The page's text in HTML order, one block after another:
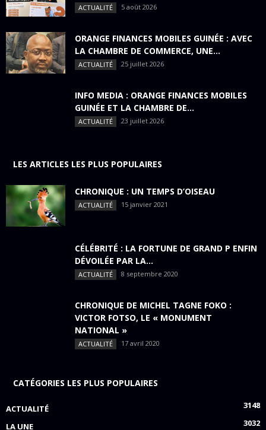
ACTUALITÉ 5 août 2026
ORANGE FINANCES MOBILES GUINÉE : AVEC
LA CHAMBRE DE COMMERCE, UNE...
ACTUALITÉ 25 juillet 2026
INFO MEDIA : ORANGE FINANCES MOBILES
GUINÉE ET LA CHAMBRE DE...
ACTUALITÉ 23 juillet 2026
LES ARTICLES LES PLUS POPULAIRES
CHRONIQUE : UN TEMPS D’OISEAU
ACTUALITÉ 15 janvier 2021
CÉLÉBRITÉ : LA FORTUNE DE GRAND P ENFIN
DÉVOILÉE PAR LA...
ACTUALITÉ 8 septembre 2020
CHRONIQUE DE MICHEL TAGNE FOKO :
VICTOR FOTSO, LE « MONUMENT
NATIONAL »
ACTUALITÉ 17 avril 2020
CATÉGORIES LES PLUS POPULAIRES
ACTUALITÉ
3148
LA UNE
3032